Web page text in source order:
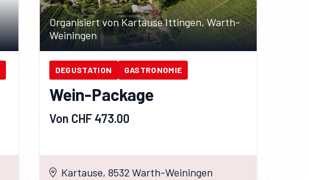
Organisiert von Kartause Ittingen, Warth-
Weiningen
DEGUSTATION GASTRONOMIE
Wein-Package
Von CHF 473.00
Kartause, 8532 Warth-Weiningen